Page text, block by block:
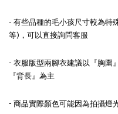
- 有些品種的毛小孩尺寸較為
等)，可以直接詢問客服
- 衣服版型兩腳衣建議以『胸圍
『背長』為主
- 商品實際顏色可能因為拍攝燈